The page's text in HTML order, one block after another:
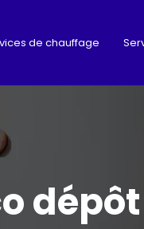
de chauffage